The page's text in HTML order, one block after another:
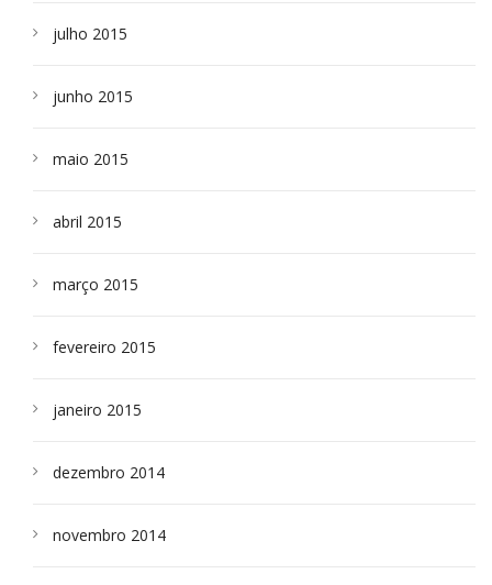
julho 2015
junho 2015
maio 2015
abril 2015
março 2015
fevereiro 2015
janeiro 2015
dezembro 2014
novembro 2014